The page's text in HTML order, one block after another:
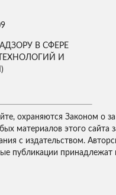
В СФЕРЕ
И
охраняются Законом о
материалов этого сайта
с издательством.
публикации принадлежат